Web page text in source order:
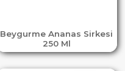
Beygurme Ananas Sirkesi
250 Ml